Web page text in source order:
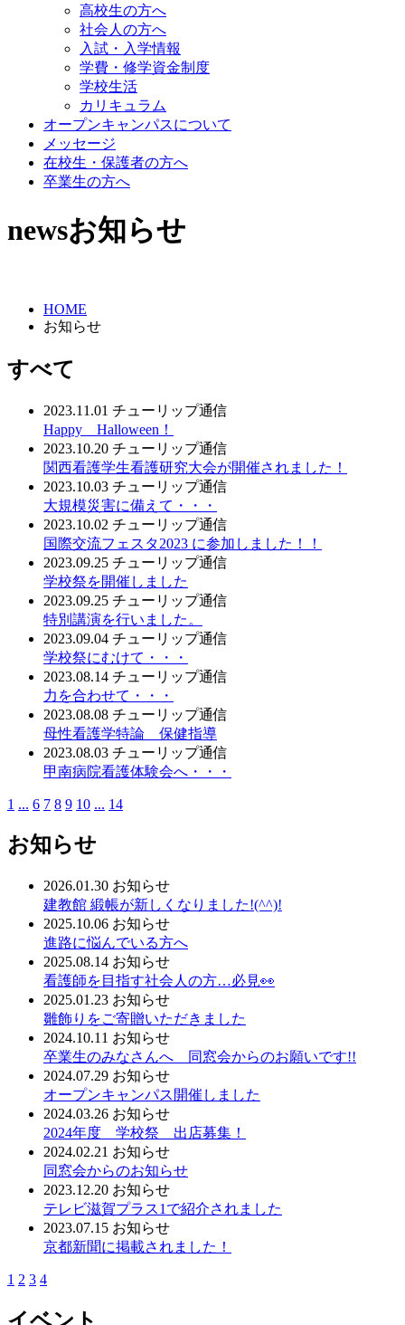
高校生の方へ
社会人の方へ
入試・入学情報
学費・修学資金制度
学校生活
カリキュラム
オープンキャンパスについて
メッセージ
在校生・保護者の方へ
卒業生の方へ
newsお知らせ
HOME
お知らせ
すべて
2023.11.01 チューリップ通信
Happy Halloween！
2023.10.20 チューリップ通信
関西看護学生看護研究大会が開催されました！
2023.10.03 チューリップ通信
大規模災害に備えて・・・
2023.10.02 チューリップ通信
国際交流フェスタ2023 に参加しました！！
2023.09.25 チューリップ通信
学校祭を開催しました
2023.09.25 チューリップ通信
特別講演を行いました。
2023.09.04 チューリップ通信
学校祭にむけて・・・
2023.08.14 チューリップ通信
力を合わせて・・・
2023.08.08 チューリップ通信
母性看護学特論 保健指導
2023.08.03 チューリップ通信
甲南病院看護体験会へ・・・
1 ... 6 7 8 9 10 ... 14
お知らせ
2026.01.30 お知らせ
建教館 緞帳が新しくなりました!(^^)!
2025.10.06 お知らせ
進路に悩んでいる方へ
2025.08.14 お知らせ
看護師を目指す社会人の方…必見👀
2025.01.23 お知らせ
雛飾りをご寄贈いただきました
2024.10.11 お知らせ
卒業生のみなさんへ 同窓会からのお願いです!!
2024.07.29 お知らせ
オープンキャンパス開催しました
2024.03.26 お知らせ
2024年度 学校祭 出店募集！
2024.02.21 お知らせ
同窓会からのお知らせ
2023.12.20 お知らせ
テレビ滋賀プラス1で紹介されました
2023.07.15 お知らせ
京都新聞に掲載されました！
1 2 3 4